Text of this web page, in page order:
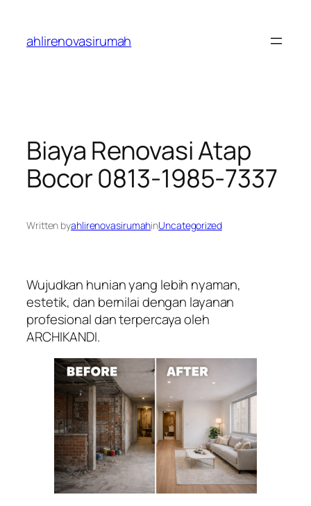
content
ahlirenovasirumah
Biaya Renovasi Atap
Bocor 0813-1985-7337
Written byahlirenovasirumahinUncategorized
Wujudkan hunian yang lebih nyaman,
estetik, dan bernilai dengan layanan
profesional dan terpercaya oleh
ARCHIKANDI.